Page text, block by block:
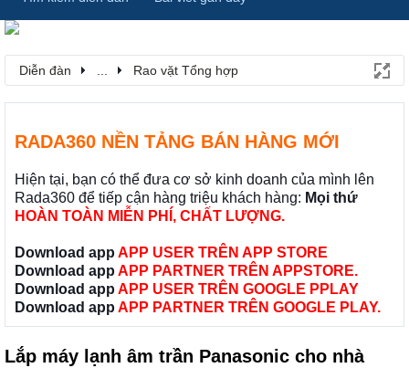
Diễn đàn Rao vặt Tổng hợp
RADA360 NỀN TẢNG BÁN HÀNG MỚI
Hiện tại, bạn có thể đưa cơ sở kinh doanh của mình lên
Rada360 để tiếp cận hàng triệu khách hàng: Mọi thứ
HOÀN TOÀN MIỄN PHÍ, CHẤT LƯỢNG.
Download app APP USER TRÊN APP STORE
Download app APP PARTNER TRÊN APPSTORE.
Download app APP USER TRÊN GOOGLE PPLAY
Download app APP PARTNER TRÊN GOOGLE PLAY.
Lắp máy lạnh âm trần Panasonic cho nhà